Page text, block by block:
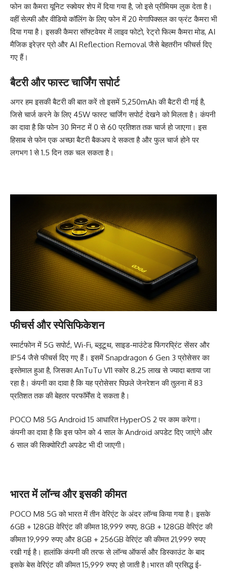
फोन का कैमरा यूनिट स्क्वेयर शेप में दिया गया है, जो इसे प्रीमियम लुक देता है।
वहीं सेल्फी और वीडियो कॉलिंग के लिए फोन में 20 मेगापिक्सल का फ्रंट कैमरा भी
दिया गया है। इसकी कैमरा सॉफ्टवेयर में लाइव फोटो, रेट्रो फिल्म कैमरा मोड, AI
मैजिक इरेज़र प्रो और AI Reflection Removal जैसे बेहतरीन फीचर्स दिए
गए हैं।
बैटरी और फास्ट चार्जिंग सपोर्ट
अगर हम इसकी बैटरी की बात करें तो इसमें 5,250mAh की बैटरी दी गई है,
जिसे चार्ज करने के लिए 45W फास्ट चार्जिंग सपोर्ट देखने को मिलता है। कंपनी
का दावा है कि फोन 30 मिनट में 0 से 60 प्रतिशत तक चार्ज हो जाएगा। इस
हिसाब से फोन एक अच्छा बैटरी बैकअप दे सकता है और फुल चार्ज होने पर
लगभग 1 से 1.5 दिन तक चल सकता है।
फीचर्स और स्पेसिफिकेशन
स्मार्टफोन में 5G सपोर्ट, Wi-Fi, ब्लूटूथ, साइड-माउंटेड फिंगरप्रिंट सेंसर और
IP54 जैसे फीचर्स दिए गए हैं। इसमें Snapdragon 6 Gen 3 प्रोसेसर का
इस्तेमाल हुआ है, जिसका AnTuTu V11 स्कोर 8.25 लाख से ज्यादा बताया जा
रहा है। कंपनी का दावा है कि यह प्रोसेसर पिछले जेनरेशन की तुलना में 83
प्रतिशत तक की बेहतर परफॉर्मेंस दे सकता है।
POCO M8 5G Android 15 आधारित HyperOS 2 पर काम करेगा।
कंपनी का दावा है कि इस फोन को 4 साल के Android अपडेट दिए जाएंगे और
6 साल की सिक्योरिटी अपडेट भी दी जाएगी।
भारत में लॉन्च और इसकी कीमत
POCO M8 5G को भारत में तीन वेरिएंट के अंदर लॉन्च किया गया है। इसके
6GB + 128GB वेरिएंट की कीमत 18,999 रुपए, 8GB + 128GB वेरिएंट की
कीमत 19,999 रुपए और 8GB + 256GB वेरिएंट की कीमत 21,999 रुपए
रखी गई है। हालांकि कंपनी की तरफ से लॉन्च ऑफर्स और डिस्काउंट के बाद
इसके बेस वेरिएंट की कीमत 15,999 रुपए हो जाती है।भारत की प्रसिद्ध ई-